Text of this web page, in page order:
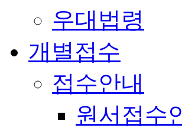
우대법령
개별접수
접수안내
원서접수